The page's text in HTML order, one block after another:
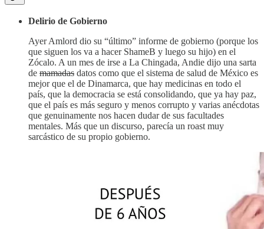
Delirio de Gobierno
Ayer Amlord dio su “último” informe de gobierno (porque los
que siguen los va a hacer ShameB y luego su hijo) en el
Zócalo. A un mes de irse a La Chingada, Andie dijo una sarta
de mamadas datos como que el sistema de salud de México es
mejor que el de Dinamarca, que hay medicinas en todo el
país, que la democracia se está consolidando, que ya hay paz,
que el país es más seguro y menos corrupto y varias anécdotas
que genuinamente nos hacen dudar de sus facultades
mentales. Más que un discurso, parecía un roast muy
sarcástico de su propio gobierno.